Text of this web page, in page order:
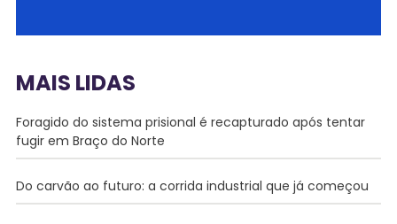
MAIS LIDAS
Foragido do sistema prisional é recapturado após tentar
fugir em Braço do Norte
Do carvão ao futuro: a corrida industrial que já começou